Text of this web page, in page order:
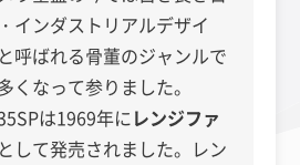
インダストリアルデザイ
呼ばれる骨董のジャンルで
くなって参りました。
は1969年にレンジファ
として発売されました。レン